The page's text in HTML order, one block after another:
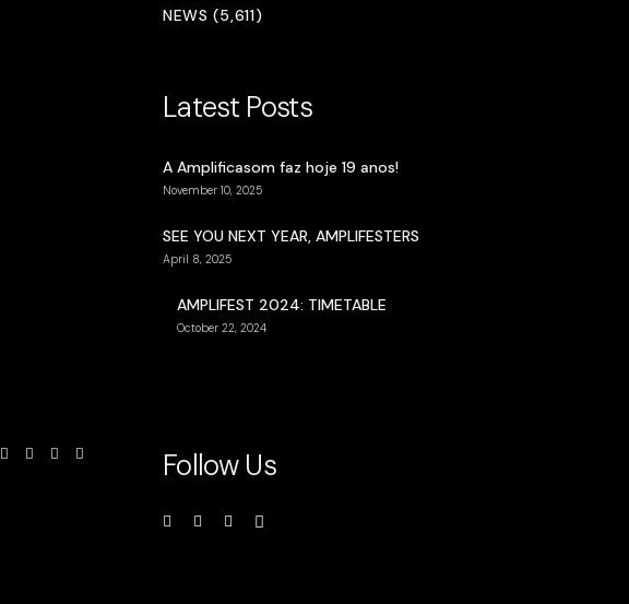
NEWS (5,611)
Latest Posts
A Amplificasom faz hoje 19 anos!
November 10, 2025
SEE YOU NEXT YEAR, AMPLIFESTERS
April 8, 2025
AMPLIFEST 2024: TIMETABLE
October 22, 2024
Follow Us